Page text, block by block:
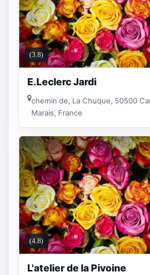
(3.8)
E.Leclerc Jardi
chemin de, La Chuque, 50500
Marais, France
(4.8)
L'atelier de la Pivoine